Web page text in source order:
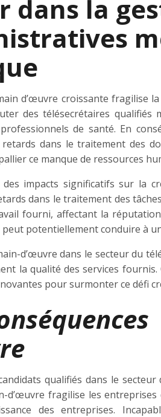
dans la
d’œuvre croissante fragilise la
des télésecrétaires qualifiés
de santé. En
retards dans le traitement des
ce manque de ressources
impacts significatifs sur la
dans le traitement des
fourni, affectant la
potentiellement conduire à
d’œuvre dans le secteur du
la qualité des services
pour surmonter ce défi
qualifiés dans le secteur
d’œuvre fragilise les
des entreprises.